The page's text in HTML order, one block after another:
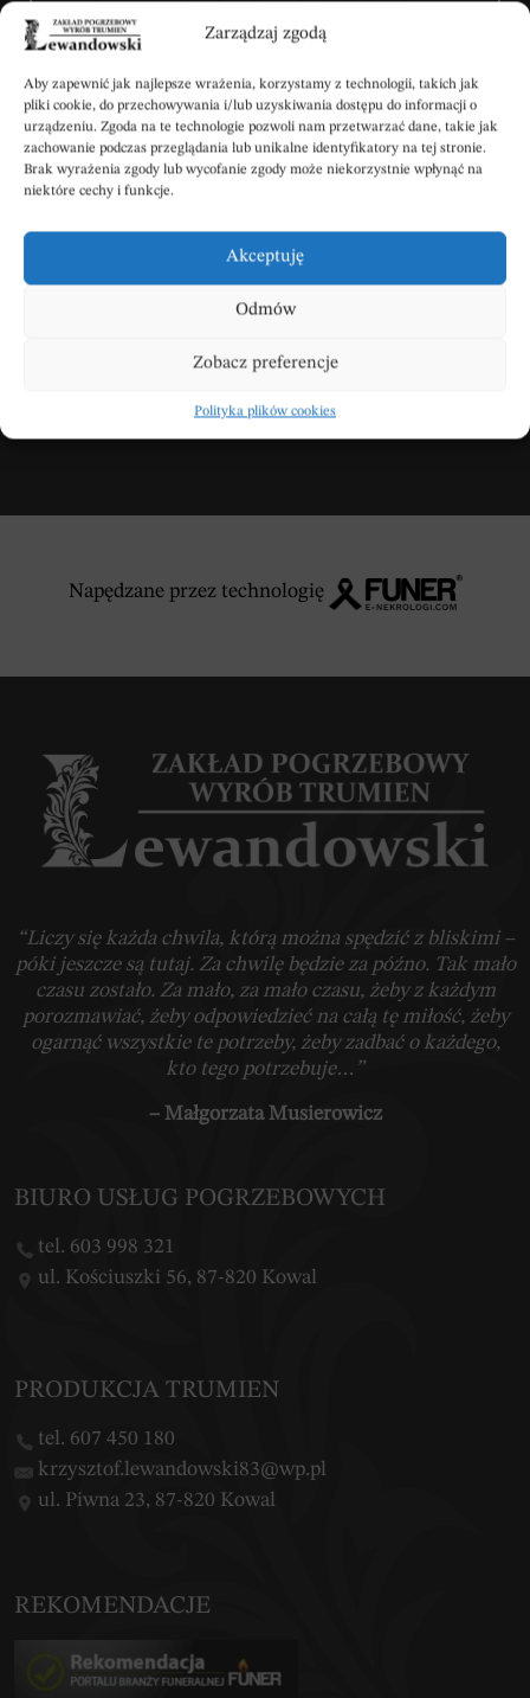
Zarządzaj zgodą
Aby zapewnić jak najlepsze wrażenia, korzystamy z technologii, takich jak
pliki cookie, do przechowywania i/lub uzyskiwania dostępu do informacji o
urządzeniu. Zgoda na te technologie pozwoli nam przetwarzać dane, takie jak
zachowanie podczas przeglądania lub unikalne identyfikatory na tej stronie.
Brak wyrażenia zgody lub wycofanie zgody może niekorzystnie wpłynąć na
niektóre cechy i funkcje.
Akceptuję
Odmów
Zobacz preferencje
Polityka plików cookies
POBIERZ POWIADOMIENIE SMS
DODAJ KONDOLENCJE
Napędzane przez technologię
“Liczy się każda chwila, którą można spędzić z bliskimi –
póki jeszcze są tutaj. Za chwilę będzie za późno. Tak mało
czasu zostało. Za mało, za mało czasu, żeby z każdym
porozmawiać, żeby odpowiedzieć na całą tę miłość, żeby
ogarnąć wszystkie te potrzeby, żeby zadbać o każdego,
kto tego potrzebuje…”
– Małgorzata Musierowicz
BIURO USŁUG POGRZEBOWYCH
tel. 603 998 321
ul. Kościuszki 56, 87-820 Kowal
PRODUKCJA TRUMIEN
tel. 607 450 180
krzysztof.lewandowski83@wp.pl
ul. Piwna 23, 87-820 Kowal
REKOMENDACJE